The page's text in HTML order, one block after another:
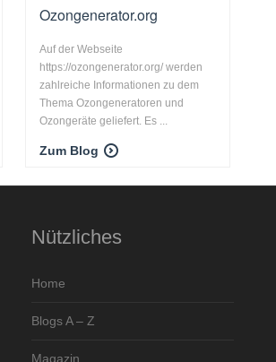
Ozongenerator.org
Auf der Webseite
https://ozongenerator.org/ werden
zahlreiche Informationen zu dem
Thema Ozongeneratoren und
Ozongeräte geliefert. Es ...
Zum Blog
Nützliches
Home
Blogs A – Z
Magazin